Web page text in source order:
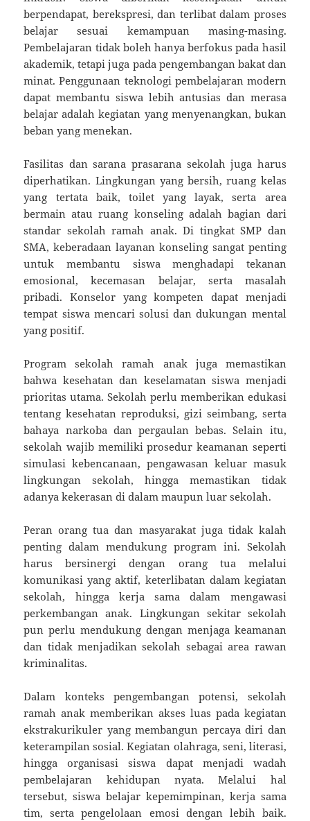
berpendapat, berekspresi, dan terlibat dalam proses
belajar sesuai kemampuan masing-masing.
Pembelajaran tidak boleh hanya berfokus pada hasil
akademik, tetapi juga pada pengembangan bakat dan
minat. Penggunaan teknologi pembelajaran modern
dapat membantu siswa lebih antusias dan merasa
belajar adalah kegiatan yang menyenangkan, bukan
beban yang menekan.
Fasilitas dan sarana prasarana sekolah juga harus
diperhatikan. Lingkungan yang bersih, ruang kelas
yang tertata baik, toilet yang layak, serta area
bermain atau ruang konseling adalah bagian dari
standar sekolah ramah anak. Di tingkat SMP dan
SMA, keberadaan layanan konseling sangat penting
untuk membantu siswa menghadapi tekanan
emosional, kecemasan belajar, serta masalah
pribadi. Konselor yang kompeten dapat menjadi
tempat siswa mencari solusi dan dukungan mental
yang positif.
Program sekolah ramah anak juga memastikan
bahwa kesehatan dan keselamatan siswa menjadi
prioritas utama. Sekolah perlu memberikan edukasi
tentang kesehatan reproduksi, gizi seimbang, serta
bahaya narkoba dan pergaulan bebas. Selain itu,
sekolah wajib memiliki prosedur keamanan seperti
simulasi kebencanaan, pengawasan keluar masuk
lingkungan sekolah, hingga memastikan tidak
adanya kekerasan di dalam maupun luar sekolah.
Peran orang tua dan masyarakat juga tidak kalah
penting dalam mendukung program ini. Sekolah
harus bersinergi dengan orang tua melalui
komunikasi yang aktif, keterlibatan dalam kegiatan
sekolah, hingga kerja sama dalam mengawasi
perkembangan anak. Lingkungan sekitar sekolah
pun perlu mendukung dengan menjaga keamanan
dan tidak menjadikan sekolah sebagai area rawan
kriminalitas.
Dalam konteks pengembangan potensi, sekolah
ramah anak memberikan akses luas pada kegiatan
ekstrakurikuler yang membangun percaya diri dan
keterampilan sosial. Kegiatan olahraga, seni, literasi,
hingga organisasi siswa dapat menjadi wadah
pembelajaran kehidupan nyata. Melalui hal
tersebut, siswa belajar kepemimpinan, kerja sama
tim, serta pengelolaan emosi dengan lebih baik.